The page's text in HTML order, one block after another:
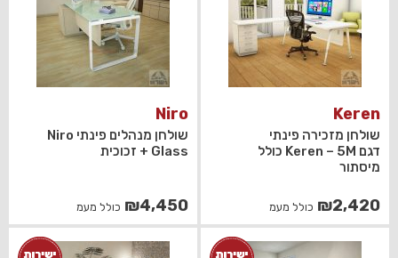
Keren
שולחן מזכירה פינתי
דגם Keren – 5M כולל
מיסתור
₪2,420 כולל מעמ
Niro
שולחן מנהלים פינתי Niro
Glass + זכוכית
₪4,450 כולל מעמ